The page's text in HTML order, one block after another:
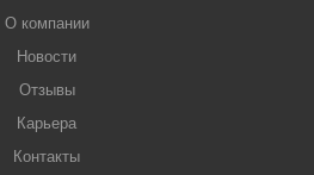
О компании
Новости
Отзывы
Карьера
Контакты